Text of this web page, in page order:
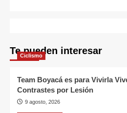
Te pueden interesar
Ciclismo
Team Boyacá es para Vivirla
Contrastes por Lesión
9 agosto, 2026